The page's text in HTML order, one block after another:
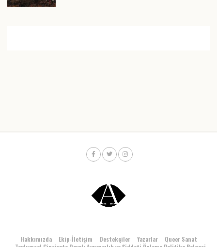
Hakkımızda Ekip-İletişim Destekçiler Yazarlar
Queer Sanat